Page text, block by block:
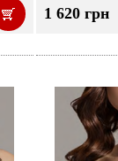
1 620 грн